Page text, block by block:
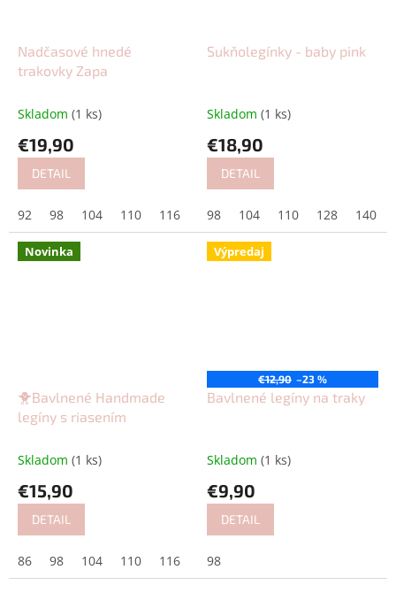
Nadčasové hnedé
trakovky Zapa
Skladom (1 ks)
€19,90
DETAIL
92 98 104 110 116
Sukňolegínky - baby pink
Skladom (1 ks)
€18,90
DETAIL
98 104 110 128 140
Novinka
🐥Bavlnené Handmade
legíny s riasením
Skladom (1 ks)
€15,90
DETAIL
86 98 104 110 116
Výpredaj
€12,90 –23 %
Bavlnené legíny na traky
Skladom (1 ks)
€9,90
DETAIL
98